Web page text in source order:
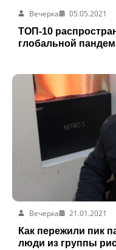
Вечерка
05.05.2021
ТОП-10
глобальной
Вечерка
21.01.2021
Как пережили пик
люди из группы